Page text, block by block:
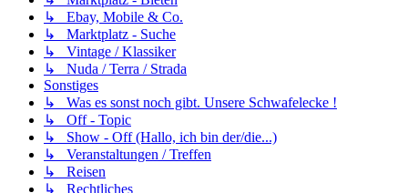
↳ Ebay, Mobile & Co.
↳ Marktplatz - Suche
↳ Vintage / Klassiker
↳ Nuda / Terra / Strada
Sonstiges
↳ Was es sonst noch gibt. Unsere Schwafelecke !
↳ Off - Topic
↳ Show - Off (Hallo, ich bin der/die...)
↳ Veranstaltungen / Treffen
↳ Reisen
↳ Rechtliches